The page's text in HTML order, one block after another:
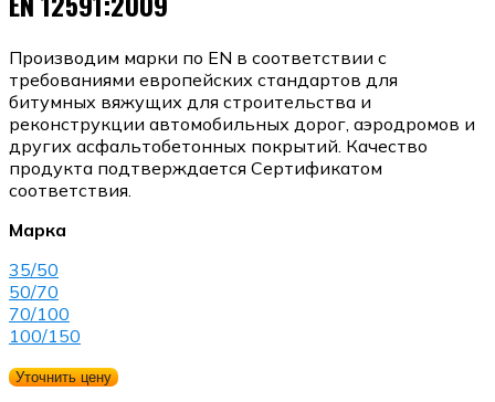
Производим марки по EN в соответствии с
требованиями европейских стандартов для
битумных вяжущих для строительства и
реконструкции автомобильных дорог, аэродромов и
других асфальтобетонных покрытий. Качество
продукта подтверждается Сертификатом
соответствия.
Марка
35/50
50/70
70/100
100/150
Уточнить цену